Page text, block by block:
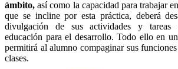
ámbito, así como la capacidad para trabajar
que se incline por esta práctica, deberá
divulgación de sus actividades y tareas
educación para el desarrollo. Todo ello en un
permitirá al alumno compaginar sus
clases.